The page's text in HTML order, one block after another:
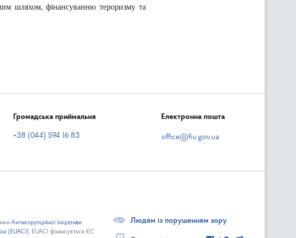
шляхом, фінансуванню тероризму та
Громадська приймальня
+38 (044) 594 16 83
Електронна пошта
Антикорупційної Ініціативи
(EUACI). EUACI фінансується ЄС
Людям із порушенням зору